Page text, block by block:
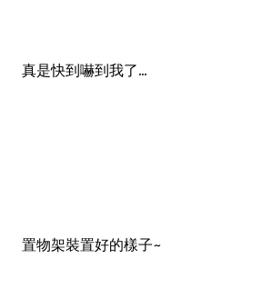
真是快到嚇到我了...
置物架裝置好的樣子~